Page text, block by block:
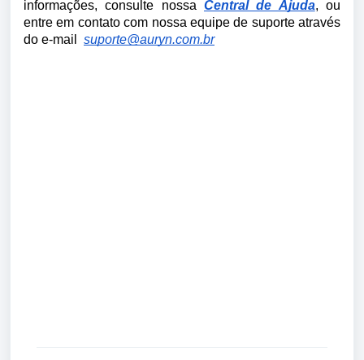
informações, consulte nossa Central de Ajuda, ou
entre em contato com nossa equipe de suporte através
do e-mail suporte@auryn.com.br